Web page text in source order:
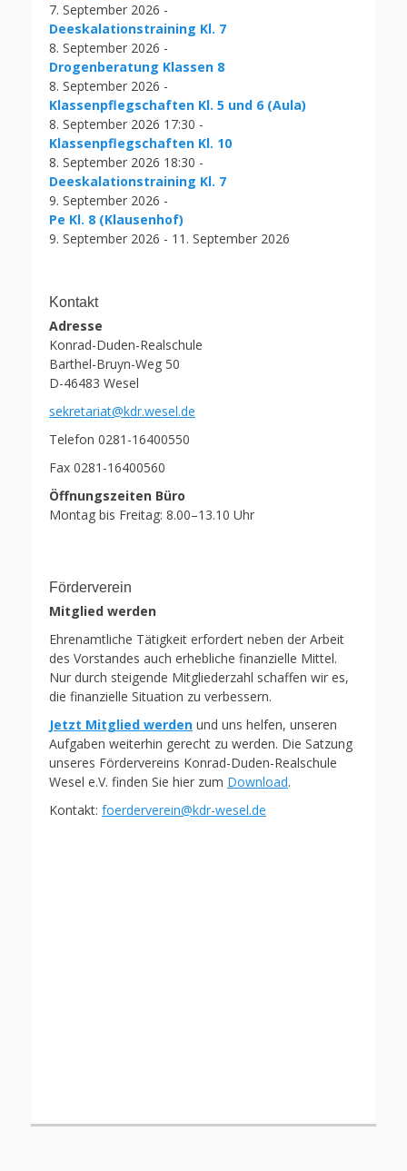
7. September 2026 -
Deeskalationstraining Kl. 7
8. September 2026 -
Drogenberatung Klassen 8
8. September 2026 -
Klassenpflegschaften Kl. 5 und 6 (Aula)
8. September 2026 17:30 -
Klassenpflegschaften Kl. 10
8. September 2026 18:30 -
Deeskalationstraining Kl. 7
9. September 2026 -
Pe Kl. 8 (Klausenhof)
9. September 2026 - 11. September 2026
Kontakt
Adresse
Konrad-Duden-Realschule
Barthel-Bruyn-Weg 50
D-46483 Wesel
sekretariat@kdr.wesel.de
Telefon 0281-16400550
Fax 0281-16400560
Öffnungszeiten Büro
Montag bis Freitag: 8.00–13.10 Uhr
Förderverein
Mitglied werden
Ehrenamtliche Tätigkeit erfordert neben der Arbeit
des Vorstandes auch erhebliche finanzielle Mittel.
Nur durch steigende Mitgliederzahl schaffen wir es,
die finanzielle Situation zu verbessern.
Jetzt Mitglied werden und uns helfen, unseren
Aufgaben weiterhin gerecht zu werden. Die Satzung
unseres Fördervereins Konrad-Duden-Realschule
Wesel e.V. finden Sie hier zum Download.
Kontakt: foerderverein@kdr-wesel.de